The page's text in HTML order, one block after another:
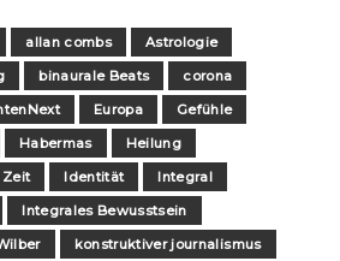
allan combs
Astrologie
binaurale Beats
corona
Europa
Gefühle
Habermas
Heilung
Zeit
Identität
Integral
Integrales Bewusstsein
konstruktiver journalismus